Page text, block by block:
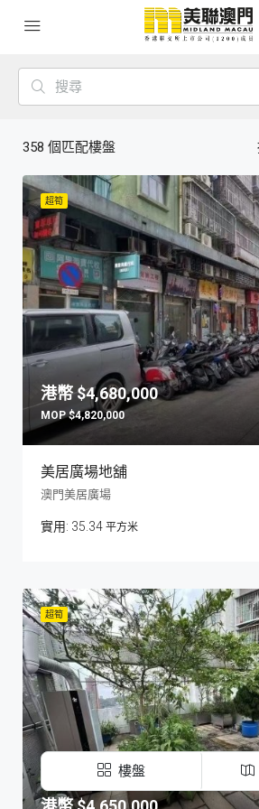
358 個匹配樓盤
超筍
$4,680,000
$4,820,000
美居廣場地舖
澳門美居廣場
35.34 平方米
超筍
樓盤